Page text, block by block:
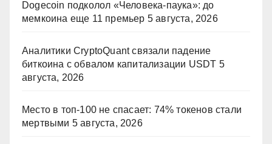
Dogecoin подколол «Человека-паука»: до
мемкоина еще 11 премьер 5 августа, 2026
Аналитики CryptoQuant связали падение
биткоина с обвалом капитализации USDT 5
августа, 2026
Место в топ-100 не спасает: 74% токенов стали
мертвыми 5 августа, 2026